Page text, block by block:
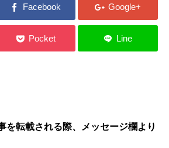
転載される際、メッセージ欄より